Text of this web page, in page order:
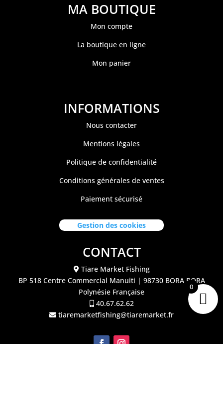
MA BOUTIQUE
Mon compte
La boutique en ligne
Mon panier
INFORMATIONS
Nous contacter
Mentions légales
Politique de confidentialité
Conditions générales de ventes
Paiement sécurisé
Gestion des cookies
CONTACT
Tiare Market Fishing
BP 518 Centre Commercial Manuiti | 98730 BORA BORA
Polynésie Française
40.67.62.62
tiaremarketfishing@tiaremarket.fr
0